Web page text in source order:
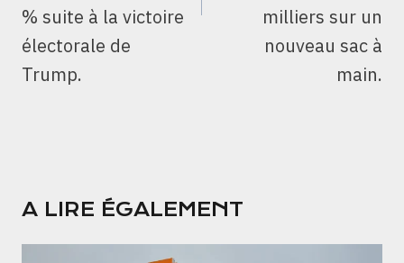
% suite à la victoire
électorale de
Trump.
milliers sur un
nouveau sac à
main.
A LIRE ÉGALEMENT